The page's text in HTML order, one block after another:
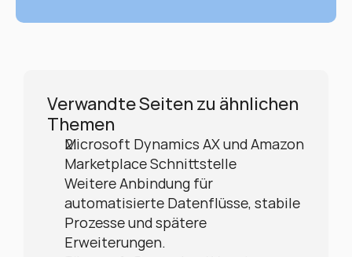
Verwandte Seiten zu ähnlichen
Themen
Microsoft Dynamics AX und Amazon
Marketplace Schnittstelle
Weitere Anbindung für
automatisierte Datenflüsse, stabile
Prozesse und spätere
Erweiterungen.